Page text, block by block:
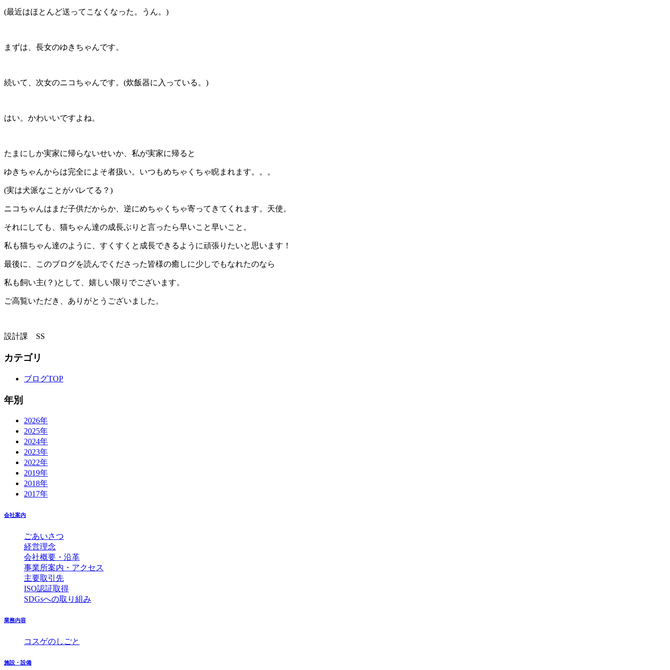
(最近はほとんど送ってこなくなった。うん。)
まずは、長女のゆきちゃんです。
続いて、次女のニコちゃんです。(炊飯器に入っている。)
はい。かわいいですよね。
たまにしか実家に帰らないせいか、私が実家に帰ると
ゆきちゃんからは完全によそ者扱い。いつもめちゃくちゃ睨まれます。。。
(実は犬派なことがバレてる？)
ニコちゃんはまだ子供だからか、逆にめちゃくちゃ寄ってきてくれます。天使。
それにしても、猫ちゃん達の成長ぶりと言ったら早いこと早いこと。
私も猫ちゃん達のように、すくすくと成長できるように頑張りたいと思います！
最後に、このブログを読んでくださった皆様の癒しに少しでもなれたのなら
私も飼い主(？)として、嬉しい限りでございます。
ご高覧いただき、ありがとうございました。
設計課 SS
カテゴリ
ブログTOP
年別
2026年
2025年
2024年
2023年
2022年
2019年
2018年
2017年
会社案内
ごあいさつ
経営理念
会社概要・沿革
事業所案内・アクセス
主要取引先
ISO認証取得
SDGsへの取り組み
業務内容
コスゲのしごと
施設・設備